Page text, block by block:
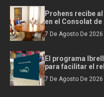
Prohens recibe al
en el Consolat de
7 De Agosto De 2026
El programa
para facilitar el
7 De Agosto De 2026